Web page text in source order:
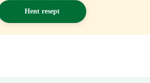
Hent resept